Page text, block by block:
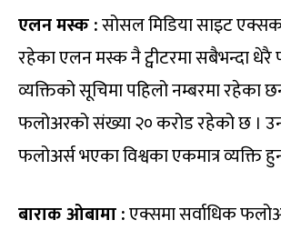
एलन मस्क :सोसल मिडिया साइट
रहेका एलन मस्क नै ट्वीटरमा सबैभन्दा
व्यक्तिको सूचिमा पहिलो नम्बरमा रहेका
फलोअरको संख्या २० करोड रहेको छ ।
फलोअर्स भएका विश्वका एकमात्र व्यक्ति
बाराक ओबामा :एक्समा सर्वाधिक